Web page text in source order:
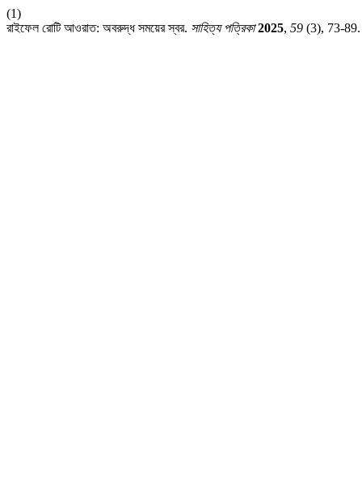
(1)
রাইফেল রোটি আওরাত: অবরুদ্ধ সময়ের স্বর. সাহিত্য পত্রিকা 2025, 59 (3), 73-